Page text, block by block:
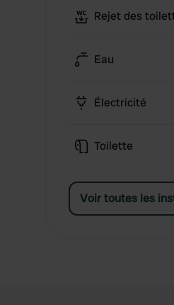
Rejet des
Eau
Électricité
Toilette
Voir toutes les